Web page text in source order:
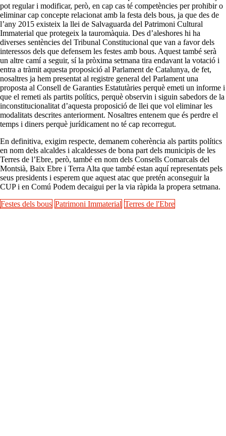
pot regular i modificar, però, en cap cas té competències per prohibir o
eliminar cap concepte relacionat amb la festa dels bous, ja que des de
l’any 2015 existeix la llei de Salvaguarda del Patrimoni Cultural
Immaterial que protegeix la tauromàquia. Des d’aleshores hi ha
diverses sentències del Tribunal Constitucional que van a favor dels
interessos dels que defensem les festes amb bous. Aquest també serà
un altre camí a seguir, sí la pròxima setmana tira endavant la votació i
entra a tràmit aquesta proposició al Parlament de Catalunya, de fet,
nosaltres ja hem presentat al registre general del Parlament una
proposta al Consell de Garanties Estatutàries perquè emeti un informe i
que el remeti als partits polítics, perquè observin i siguin sabedors de la
inconstitucionalitat d’aquesta proposició de llei que vol eliminar les
modalitats descrites anteriorment. Nosaltres entenem que és perdre el
temps i diners perquè jurídicament no té cap recorregut.
En definitiva, exigim respecte, demanem coherència als partits polítics
en nom dels alcaldes i alcaldesses de bona part dels municipis de les
Terres de l’Ebre, però, també en nom dels Consells Comarcals del
Montsià, Baix Ebre i Terra Alta que també estan aquí representats pels
seus presidents i esperem que aquest atac que pretén aconseguir la
CUP i en Comú Podem decaigui per la via ràpida la propera setmana.
Festes dels bous Patrimoni Immaterial Terres de l'Ebre